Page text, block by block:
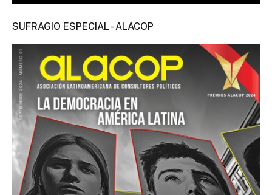
SUFRAGIO ESPECIAL - ALACOP